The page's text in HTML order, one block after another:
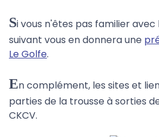
Si vous n'êtes pas familier
suivant vous en donnera une
Le Golfe.
En complément, les sites et
parties de la trousse à sorties
CKCV.